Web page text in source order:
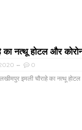
का नत्थू होटल और
0
इमली चौराहे का नत्थू होटल